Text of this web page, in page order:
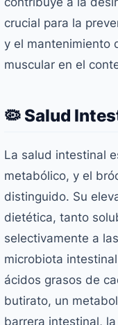
crucial para la
y el mantenimiento
muscular en el
🦠 Salud
La salud intestinal
metabólico, y el
distinguido. Su
dietética, tanto
selectivamente a
microbiota
ácidos grasos de
butirato, un
barrera intestinal,